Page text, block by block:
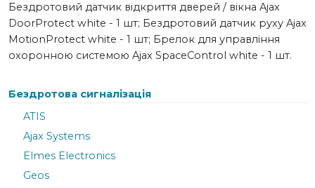
Бездротовий датчик відкриття дверей / вікна Ajax
DoorProtect white - 1 шт; Бездротовий датчик руху Ajax
MotionProtect white - 1 шт; Брелок для управління
охоронною системою Ajax SpaceControl white - 1 шт.
Бездротова сигналізація
ATIS
Ajax Systems
Elmes Electronics
Geos